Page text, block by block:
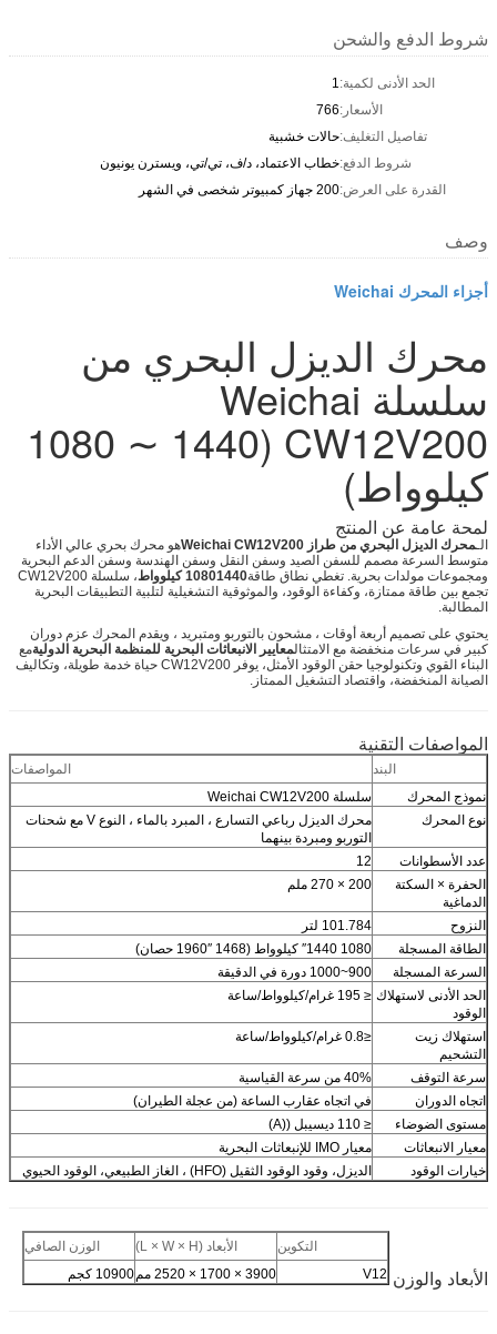
شروط الدفع والشحن
الحد الأدنى لكمية:1
الأسعار:766
تفاصيل التغليف:حالات خشبية
شروط الدفع:خطاب الاعتماد، د/ف، تي/تي، ويسترن يونيون
القدرة على العرض:200 جهاز كمبيوتر شخصى في الشهر
وصف
أجزاء المحرك Weichai
محرك الديزل البحري من
سلسلة Weichai
CW12V200 (1080 ∼ 1440
كيلوواط)
لمحة عامة عن المنتج
الـمحرك الديزل البحري من طراز Weichai CW12V200
هو محرك بحري عالي الأداء
متوسط السرعة مصمم للسفن الصيد وسفن النقل وسفن الهندسة وسفن الدعم البحرية
ومجموعات مولدات بحرية. تغطي نطاق طاقة10801440 كيلوواط
، سلسلة CW12V200
تجمع بين طاقة ممتازة، وكفاءة الوقود، والموثوقية التشغيلية لتلبية التطبيقات البحرية
المطالبة.
يحتوي على تصميم أربعة أوقات ، مشحون بالتوربو ومتبريد ، ويقدم المحرك عزم دوران
كبير في سرعات منخفضة مع الامتثالمعايير الانبعاثات البحرية للمنظمة البحرية الدوليةمع
البناء القوي وتكنولوجيا حقن الوقود الأمثل، يوفر CW12V200 حياة خدمة طويلة، وتكاليف
الصيانة المنخفضة، واقتصاد التشغيل الممتاز.
المواصفات التقنية
البند
المواصفات
نموذج المحرك
سلسلة Weichai CW12V200
نوع المحرك
محرك الديزل رباعي التسارع ، المبرد بالماء ، النوع V مع شحنات
التوربو ومبردة بينهما
عدد الأسطوانات
12
الحفرة × السكتة
الدماغية
200 × 270 ملم
النزوح
101.784 لتر
الطاقة المسجلة
1080 ′′1440 كيلوواط (1468 ′′1960 حصان)
السرعة المسجلة
900~1000 دورة في الدقيقة
الحد الأدنى لاستهلاك
الوقود
≤ 195 غرام/كيلوواط/ساعة
استهلاك زيت
التشحيم
≤0.8 غرام/كيلوواط/ساعة
سرعة التوقف
40% من سرعة القياسية
اتجاه الدوران
في اتجاه عقارب الساعة (من عجلة الطيران)
مستوى الضوضاء
≤ 110 ديسيبل ((A)
معيار الانبعاثات
معيار IMO للإنبعاثات البحرية
خيارات الوقود
الديزل، وقود الوقود الثقيل (HFO) ، الغاز الطبيعي، الوقود الحيوي
الأبعاد والوزن
التكوين الأبعاد (L × W × H)
الوزن الصافي
V12
3900 × 1700 × 2520 مم 10900 كجم